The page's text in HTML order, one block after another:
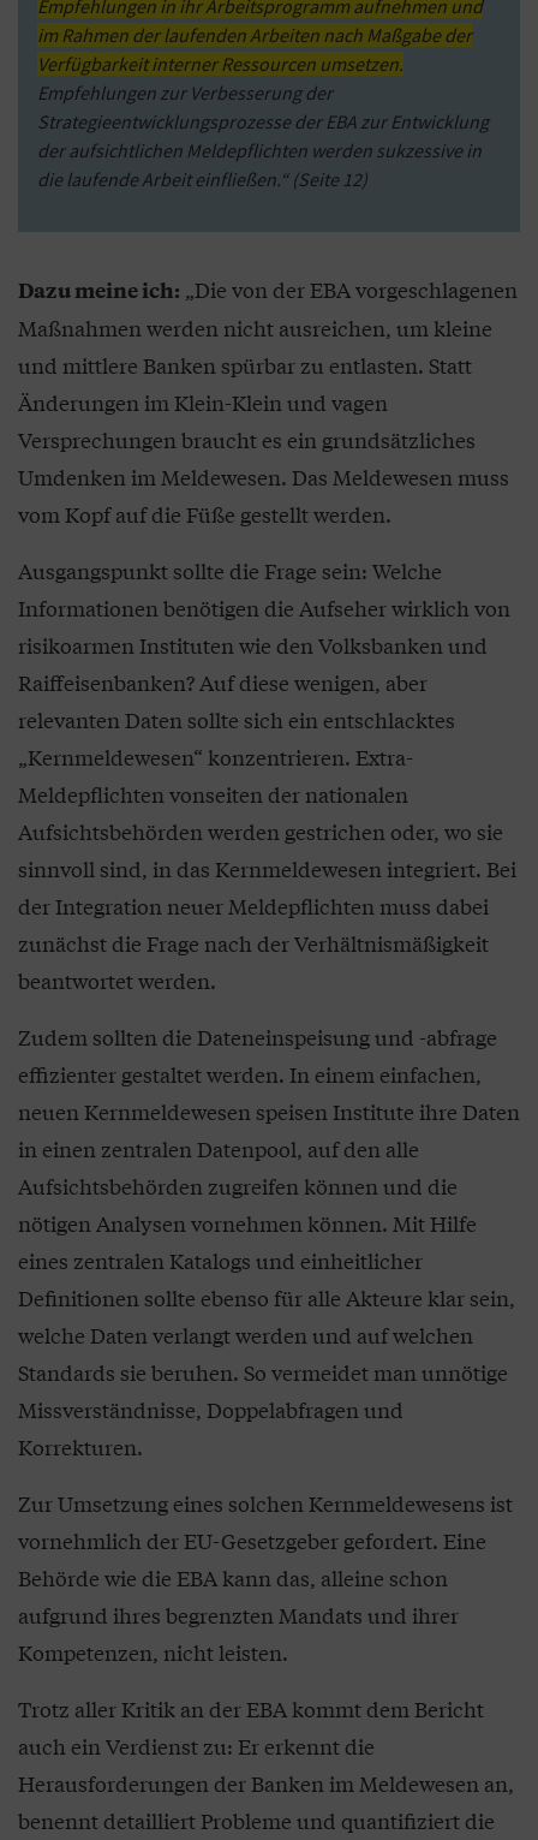
Empfehlungen in ihr Arbeitsprogramm aufnehmen und
im Rahmen der laufenden Arbeiten nach Maßgabe der
Verfügbarkeit interner Ressourcen umsetzen.
Empfehlungen zur Verbesserung der
Strategieentwicklungsprozesse der EBA zur Entwicklung
der aufsichtlichen Meldepflichten werden sukzessive in
die laufende Arbeit einfließen.“ (Seite 12)
Dazu meine ich: „Die von der EBA vorgeschlagenen
Maßnahmen werden nicht ausreichen, um kleine
und mittlere Banken spürbar zu entlasten. Statt
Änderungen im Klein-Klein und vagen
Versprechungen braucht es ein grundsätzliches
Umdenken im Meldewesen. Das Meldewesen muss
vom Kopf auf die Füße gestellt werden.
Ausgangspunkt sollte die Frage sein: Welche
Informationen benötigen die Aufseher wirklich von
risikoarmen Instituten wie den Volksbanken und
Raiffeisenbanken? Auf diese wenigen, aber
relevanten Daten sollte sich ein entschlacktes
„Kernmeldewesen“ konzentrieren. Extra-
Meldepflichten vonseiten der nationalen
Aufsichtsbehörden werden gestrichen oder, wo sie
sinnvoll sind, in das Kernmeldewesen integriert. Bei
der Integration neuer Meldepflichten muss dabei
zunächst die Frage nach der Verhältnismäßigkeit
beantwortet werden.
Zudem sollten die Dateneinspeisung und -abfrage
effizienter gestaltet werden. In einem einfachen,
neuen Kernmeldewesen speisen Institute ihre Daten
in einen zentralen Datenpool, auf den alle
Aufsichtsbehörden zugreifen können und die
nötigen Analysen vornehmen können. Mit Hilfe
eines zentralen Katalogs und einheitlicher
Definitionen sollte ebenso für alle Akteure klar sein,
welche Daten verlangt werden und auf welchen
Standards sie beruhen. So vermeidet man unnötige
Missverständnisse, Doppelabfragen und
Korrekturen.
Zur Umsetzung eines solchen Kernmeldewesens ist
vornehmlich der EU-Gesetzgeber gefordert. Eine
Behörde wie die EBA kann das, alleine schon
aufgrund ihres begrenzten Mandats und ihrer
Kompetenzen, nicht leisten.
Trotz aller Kritik an der EBA kommt dem Bericht
auch ein Verdienst zu: Er erkennt die
Herausforderungen der Banken im Meldewesen an,
benennt detailliert Probleme und quantifiziert die